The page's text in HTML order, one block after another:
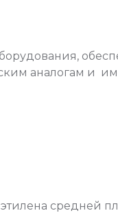
аналогам и
средней